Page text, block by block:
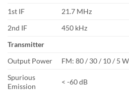
1st IF
21.7 MHz
2nd IF
450 kHz
Transmitter
Output Power
FM: 80 / 30 / 10 / 5 W
Spurious
Emission
< -60 dB